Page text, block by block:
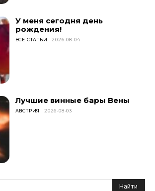
У меня сегодня день
рождения!
ВСЕ СТАТЬИ 2026-08-04
Лучшие винные бары Вены
АВСТРИЯ 2026-08-03
Найти